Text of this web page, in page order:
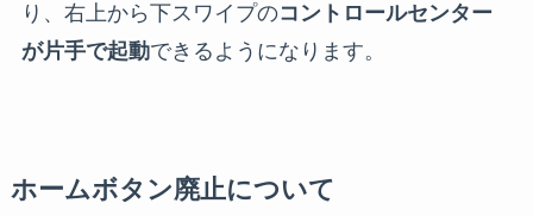
り、右上から下スワイプのコントロールセンター
が片手で起動できるようになります。
ホームボタン廃止について